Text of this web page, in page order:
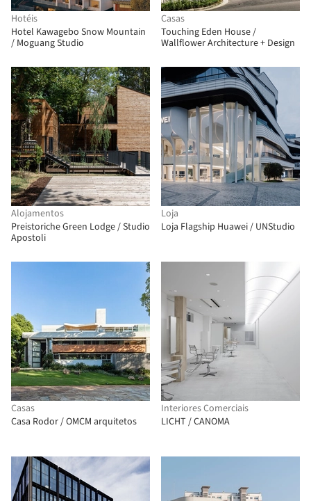
Hotéis
Hotel Kawagebo Snow Mountain
/ Moguang Studio
Casas
Touching Eden House /
Wallflower Architecture + Design
Alojamentos
Preistoriche Green Lodge / Studio
Apostoli
Loja
Loja Flagship Huawei / UNStudio
Casas
Casa Rodor / OMCM arquitetos
Interiores Comerciais
LICHT / CANOMA